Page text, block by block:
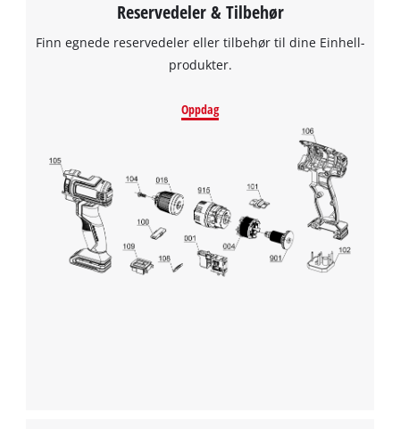
We need your consent to load the
This content is not permitted to load due
to trackers that are not disclosed to the
visitor. The website owner needs to setup
the site with their CMP to add this content
to the list of technologies used.
Powered byUsercentrics Consent
Management Platform
Reservedeler & Tilbehør
Finn egnede reservedeler eller tilbehør til dine Einhell-
produkter.
Oppdag